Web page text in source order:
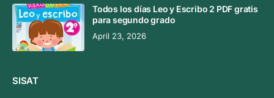
Todos los días Leo y Escribo 2 PDF gratis
para segundo grado
April 23, 2026
SISAT